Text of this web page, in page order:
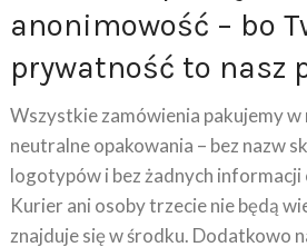
anonimowość – bo
prywatność to nasz
Wszystkie zamówienia pakujemy w
neutralne opakowania – bez nazw
logotypów i bez żadnych informacji
Kurier ani osoby trzecie nie będą
znajduje się w środku. Dodatkowo